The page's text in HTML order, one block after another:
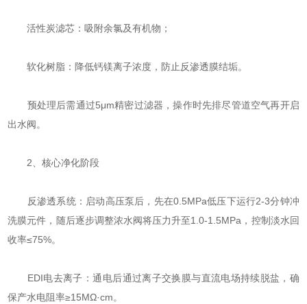
‌活性炭滤芯‌：吸附余氯及有机物；
‌软化树脂‌：降低钙镁离子浓度，防止反渗透膜结垢。
预处理后需通过5μm精密过滤器，操作时先排尽管道空气再开启
出水阀。
‌2、核心净化阶段‌
‌反渗透系统‌：启动高压泵后，先在0.5MPa低压下运行2-3分钟冲
洗膜元件，随后逐步调整浓水阀将压力升至1.0-1.5MPa，控制淡水回
收率≤75%。
‌EDI电去离子‌：通电后通过离子交换膜与直流电场持续脱盐，确
保产水电阻率≥15MΩ·cm。